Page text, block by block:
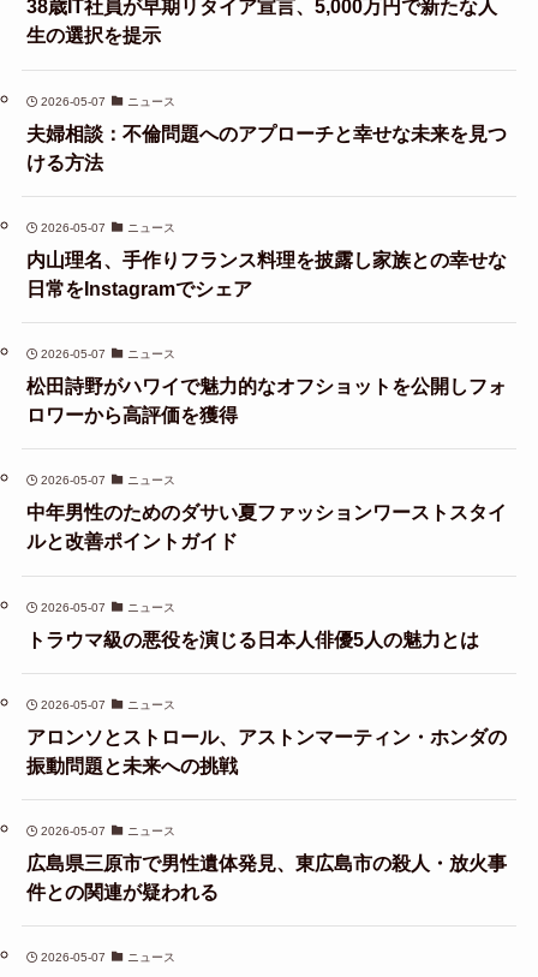
38歳IT社員が早期リタイア宣言、5,000万円で新たな人
生の選択を提示
2026-05-07 ニュース
夫婦相談：不倫問題へのアプローチと幸せな未来を見つ
ける方法
2026-05-07 ニュース
内山理名、手作りフランス料理を披露し家族との幸せな
日常をInstagramでシェア
2026-05-07 ニュース
松田詩野がハワイで魅力的なオフショットを公開しフォ
ロワーから高評価を獲得
2026-05-07 ニュース
中年男性のためのダサい夏ファッションワーストスタイ
ルと改善ポイントガイド
2026-05-07 ニュース
トラウマ級の悪役を演じる日本人俳優5人の魅力とは
2026-05-07 ニュース
アロンソとストロール、アストンマーティン・ホンダの
振動問題と未来への挑戦
2026-05-07 ニュース
広島県三原市で男性遺体発見、東広島市の殺人・放火事
件との関連が疑われる
2026-05-07 ニュース